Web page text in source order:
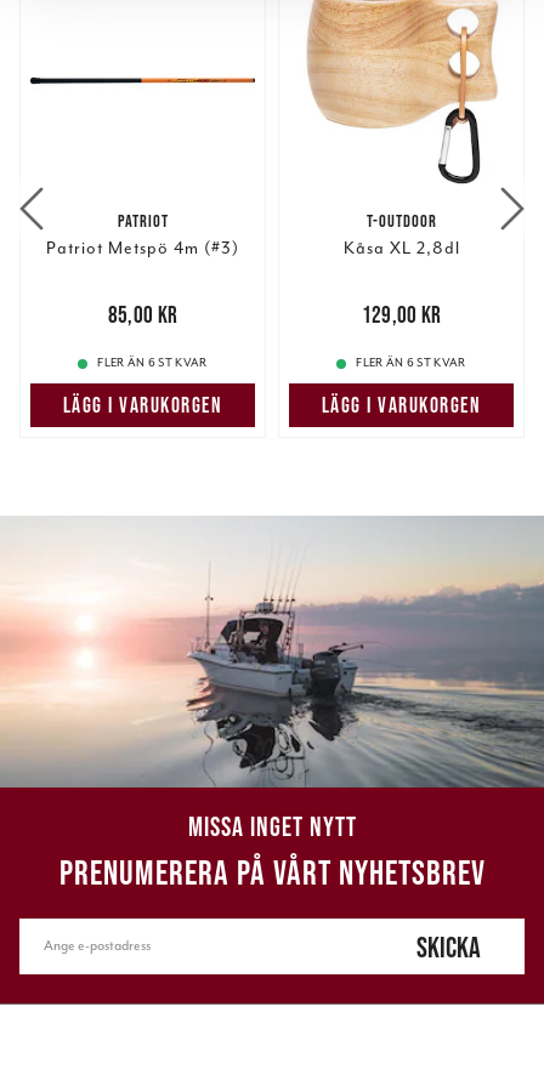
för sociala medier och analysera vår trafik. Vi
vidarebefordrar även sådana identifierare och annan
information från din enhet till de sociala medier och
annons- och analysföretag som vi samarbetar med.
Dessa kan i sin tur kombinera informationen med annan
information som du har tillhandahållit eller som de har
samlat in när du har använt deras tjänster.
PATRIOT
Patriot Metspö 4m (#3)
85,00 kr
85,00 kr
FLER ÄN 6 ST KVAR
LÄGG I VARUKORGEN
T-OUTDOOR
Kåsa XL 2,8dl
129,00 kr
129,00 kr
FLER ÄN 6 ST KVAR
LÄGG I VARUKORGEN
MISSA INGET NYTT
PRENUMERERA PÅ VÅRT NYHETSBREV
SKICKA